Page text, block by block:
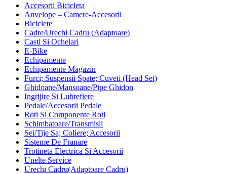
Accesorii Bicicleta
Anvelope – Camere-Accesorii
Biciclete
Cadre/Urechi Cadru (Adaptoare)
Casti Si Ochelari
E-Bike
Echipamente
Echipamente Magazin
Furci; Suspensii Spate; Cuveti (Head Set)
Ghidoane/Mansoane/Pipe Ghidon
Ingrijire Si Lubrefiere
Pedale/Accesorii Pedale
Roti Si Componente Roti
Schimbatoare/Transmisii
Sei/Tije Sa; Coliere; Accesorii
Sisteme De Franare
Trotineta Electrica Si Accesorii
Unelte Service
Urechi Cadru(Adaptoare Cadru)